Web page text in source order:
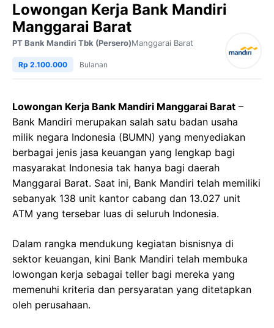
Lowongan Kerja Bank Mandiri
Manggarai Barat
PT Bank Mandiri Tbk (Persero)Manggarai Barat
Rp 2.100.000 Bulanan
Lowongan Kerja Bank Mandiri Manggarai Barat –
Bank Mandiri merupakan salah satu badan usaha
milik negara Indonesia (BUMN) yang menyediakan
berbagai jenis jasa keuangan yang lengkap bagi
masyarakat Indonesia tak hanya bagi daerah
Manggarai Barat. Saat ini, Bank Mandiri telah memiliki
sebanyak 138 unit kantor cabang dan 13.027 unit
ATM yang tersebar luas di seluruh Indonesia.
Dalam rangka mendukung kegiatan bisnisnya di
sektor keuangan, kini Bank Mandiri telah membuka
lowongan kerja sebagai teller bagi mereka yang
memenuhi kriteria dan persyaratan yang ditetapkan
oleh perusahaan.